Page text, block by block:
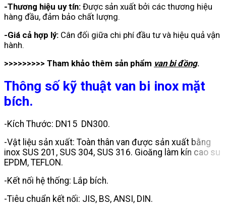
-Thương hiệu uy tín: Được sản xuất bởi các thương hiệu
hàng đầu, đảm bảo chất lượng.
-Giá cả hợp lý: Cân đối giữa chi phí đầu tư và hiệu quả vận
hành.
>>>>>>>>> Tham khảo thêm sản phẩm van bi đồng.
Thông số kỹ thuật van bi inox mặt
bích.
-Kích Thước: DN15 DN300.
-Vật liệu sản xuất: Toàn thân van được sản xuất bằng
inox SUS 201, SUS 304, SUS 316. Gioăng làm kín cao su
EPDM, TEFLON.
-Kết nối hệ thống: Lắp bích.
-Tiêu chuẩn kết nối: JIS, BS, ANSI, DIN.